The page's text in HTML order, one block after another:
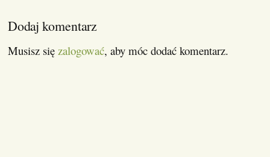
Dodaj komentarz
Musisz się zalogować, aby móc dodać komentarz.